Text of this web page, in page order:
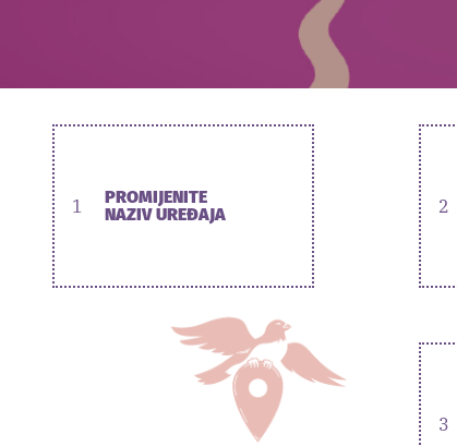
1
PROMIJENITE
NAZIV UREĐAJA
2
3